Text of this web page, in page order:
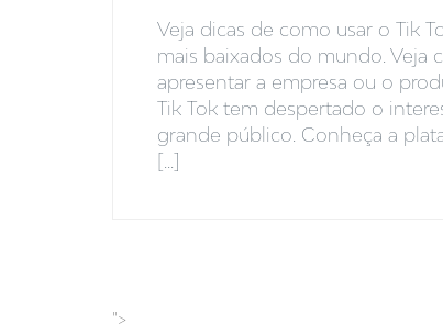
Veja dicas de como usar o Tik
mais baixados do mundo. Veja
apresentar a empresa ou o
Tik Tok tem despertado o
grande público. Conheça a
[...]
">